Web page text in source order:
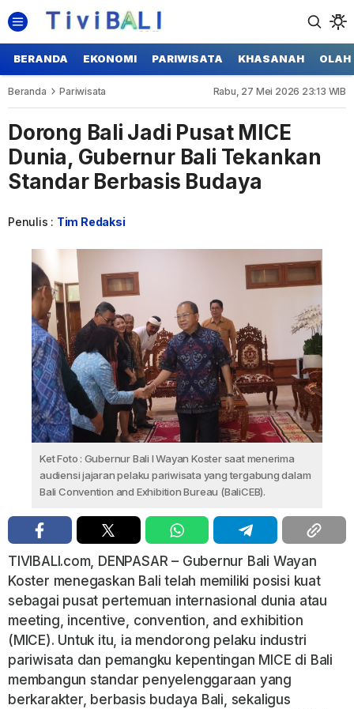
BERANDA EKONOMI PARIWISATA KHASANAH OLAH
Beranda Pariwisata Rabu, 27 Mei 2026 23:13 WIB
Dorong Bali Jadi Pusat MICE
Dunia, Gubernur Bali Tekankan
Standar Berbasis Budaya
Penulis : Tim Redaksi
Ket Foto : Gubernur Bali I Wayan Koster saat menerima
audiensi jajaran pelaku pariwisata yang tergabung dalam
Bali Convention and Exhibition Bureau (BaliCEB).
TIVIBALI.com, DENPASAR – Gubernur Bali Wayan
Koster menegaskan Bali telah memiliki posisi kuat
sebagai pusat pertemuan internasional dunia atau
meeting, incentive, convention, and exhibition
(MICE). Untuk itu, ia mendorong pelaku industri
pariwisata dan pemangku kepentingan MICE di Bali
membangun standar penyelenggaraan yang
berkarakter, berbasis budaya Bali, sekaligus